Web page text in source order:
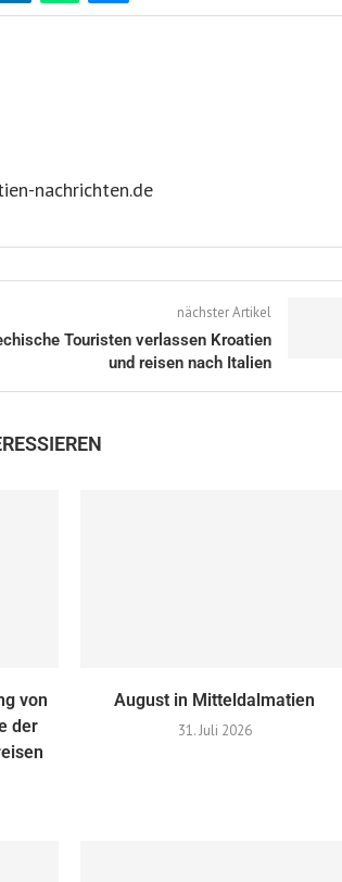
nachrichten.de
nächster Artikel
Touristen verlassen Kroatien
und reisen nach Italien
von
der
August in Mitteldalmatien
31. Juli 2026